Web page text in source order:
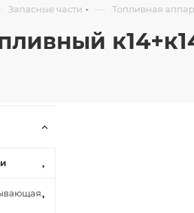
Запасные части — Топливная